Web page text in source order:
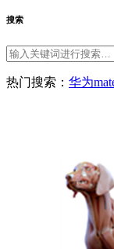
搜索
热门搜索： 华为